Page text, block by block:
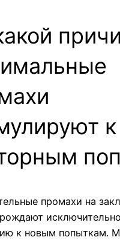
к
промахи на
к новым попыткам.